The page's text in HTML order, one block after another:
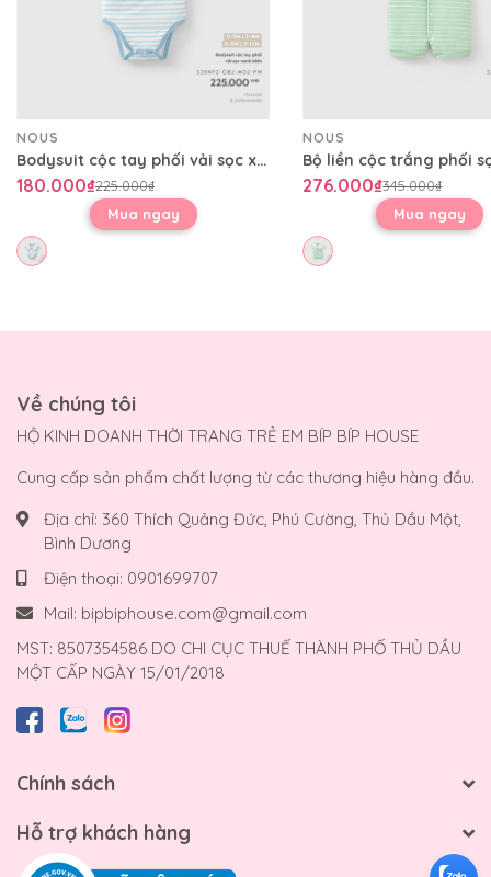
NOUS
Bodysuit cộc tay phối vải sọc xanh biển
180.000₫225.000₫
Mua ngay
NOUS
276.000₫345.000₫
Mua ngay
Về chúng tôi
HỘ KINH DOANH THỜI TRANG TRẺ EM BÍP BÍP HOUSE
Cung cấp sản phẩm chất lượng từ các thương hiệu hàng đầu.
Địa chỉ: 360 Thích Quảng Đức, Phú Cường, Thủ Dầu Một,
Bình Dương
Điện thoại: 0901699707
Mail: bipbiphouse.com@gmail.com
MST: 8507354586 DO CHI CỤC THUẾ THÀNH PHỐ THỦ DẦU
MỘT CẤP NGÀY 15/01/2018
Chính sách
Hỗ trợ khách hàng